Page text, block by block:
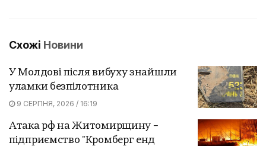
Схожі Новини
У Молдові після вибуху знайшли
уламки безпілотника
9 СЕРПНЯ, 2026 / 16:19
Атака рф на Житомирщину –
підприємство "Кромберг енд